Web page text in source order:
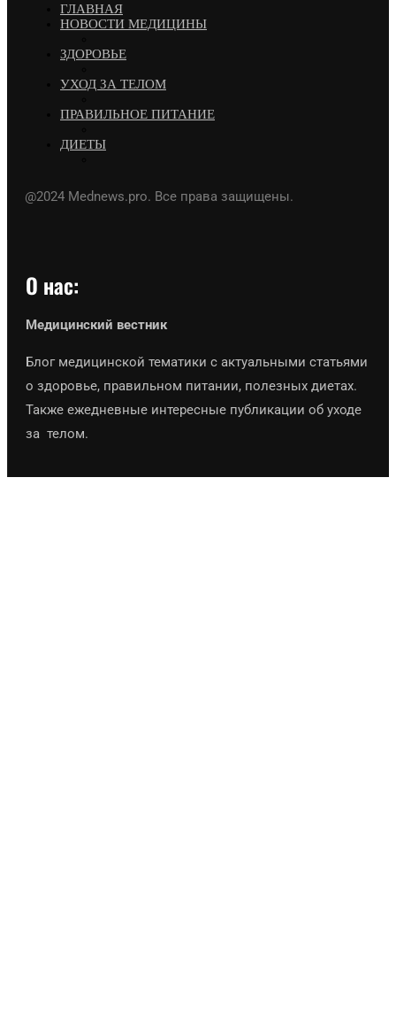
ГЛАВНАЯ
НОВОСТИ МЕДИЦИНЫ
ЗДОРОВЬЕ
УХОД ЗА ТЕЛОМ
ПРАВИЛЬНОЕ ПИТАНИЕ
ДИЕТЫ
@2024 Mednews.pro. Все права защищены.
О нас:
Медицинский вестник
Блог медицинской тематики с актуальными статьями
о здоровье, правильном питании, полезных диетах.
Также ежедневные интересные публикации об уходе
за телом.